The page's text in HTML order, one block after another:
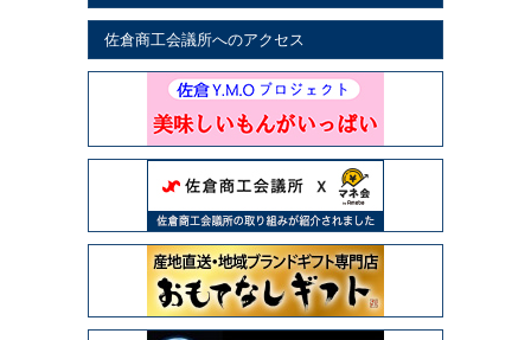
佐倉商工会議所へのアクセス